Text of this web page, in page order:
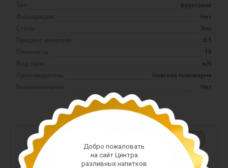
Тип
фруктовое
Фильтрация
Нет
Стиль
Эль
Процент алкоголя
6.5
Плотность
18
Вид тары
ж/б
Производитель
Невская пивоварня
Безалкогольное
Нет
+
Арт. 10990
Добро пожаловать
на сайт Центра
разливных напитков